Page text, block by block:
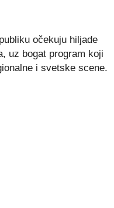
očekuju hiljade
uz bogat program koji
i svetske scene.